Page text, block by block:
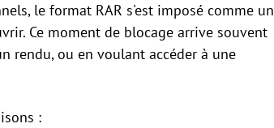
le format RAR s'est imposé comme un
Ce moment de blocage arrive souvent
rendu, ou en voulant accéder à une
: